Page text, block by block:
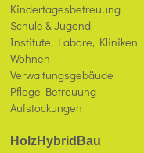
Kindertagesbetreuung
Schule & Jugend
Institute, Labore, Kliniken
Wohnen
Verwaltungsgebäude
Pflege Betreuung
Aufstockungen
HolzHybridBau